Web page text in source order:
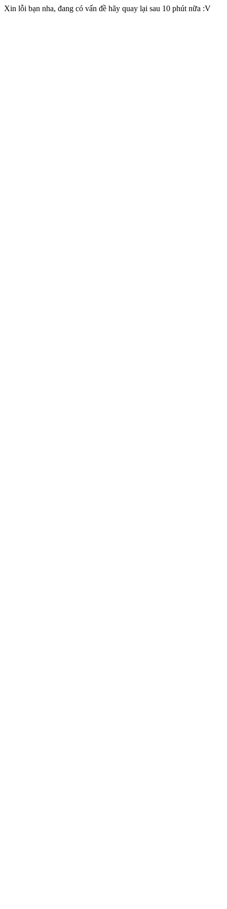
Xin lỗi bạn nha, đang có vấn đề hãy quay lại sau 10 phút nữa :V